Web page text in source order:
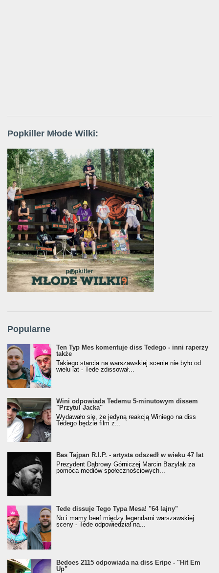
Popkiller Młode Wilki:
Popularne
Ten Typ Mes komentuje diss Tedego - inni raperzy
także
Takiego starcia na warszawskiej scenie nie było od
wielu lat - Tede zdissował...
Wini odpowiada Tedemu 5-minutowym dissem
"Przytul Jacka"
Wydawało się, że jedyną reakcją Winiego na diss
Tedego będzie film z...
Bas Tajpan R.I.P. - artysta odszedł w wieku 47 lat
Prezydent Dąbrowy Górniczej Marcin Bazylak za
pomocą mediów społecznościowych...
Tede dissuje Tego Typa Mesa! "64 lajny"
No i mamy beef między legendami warszawskiej
sceny - Tede odpowiedział na...
Bedoes 2115 odpowiada na diss Eripe - "Hit Em
Up"